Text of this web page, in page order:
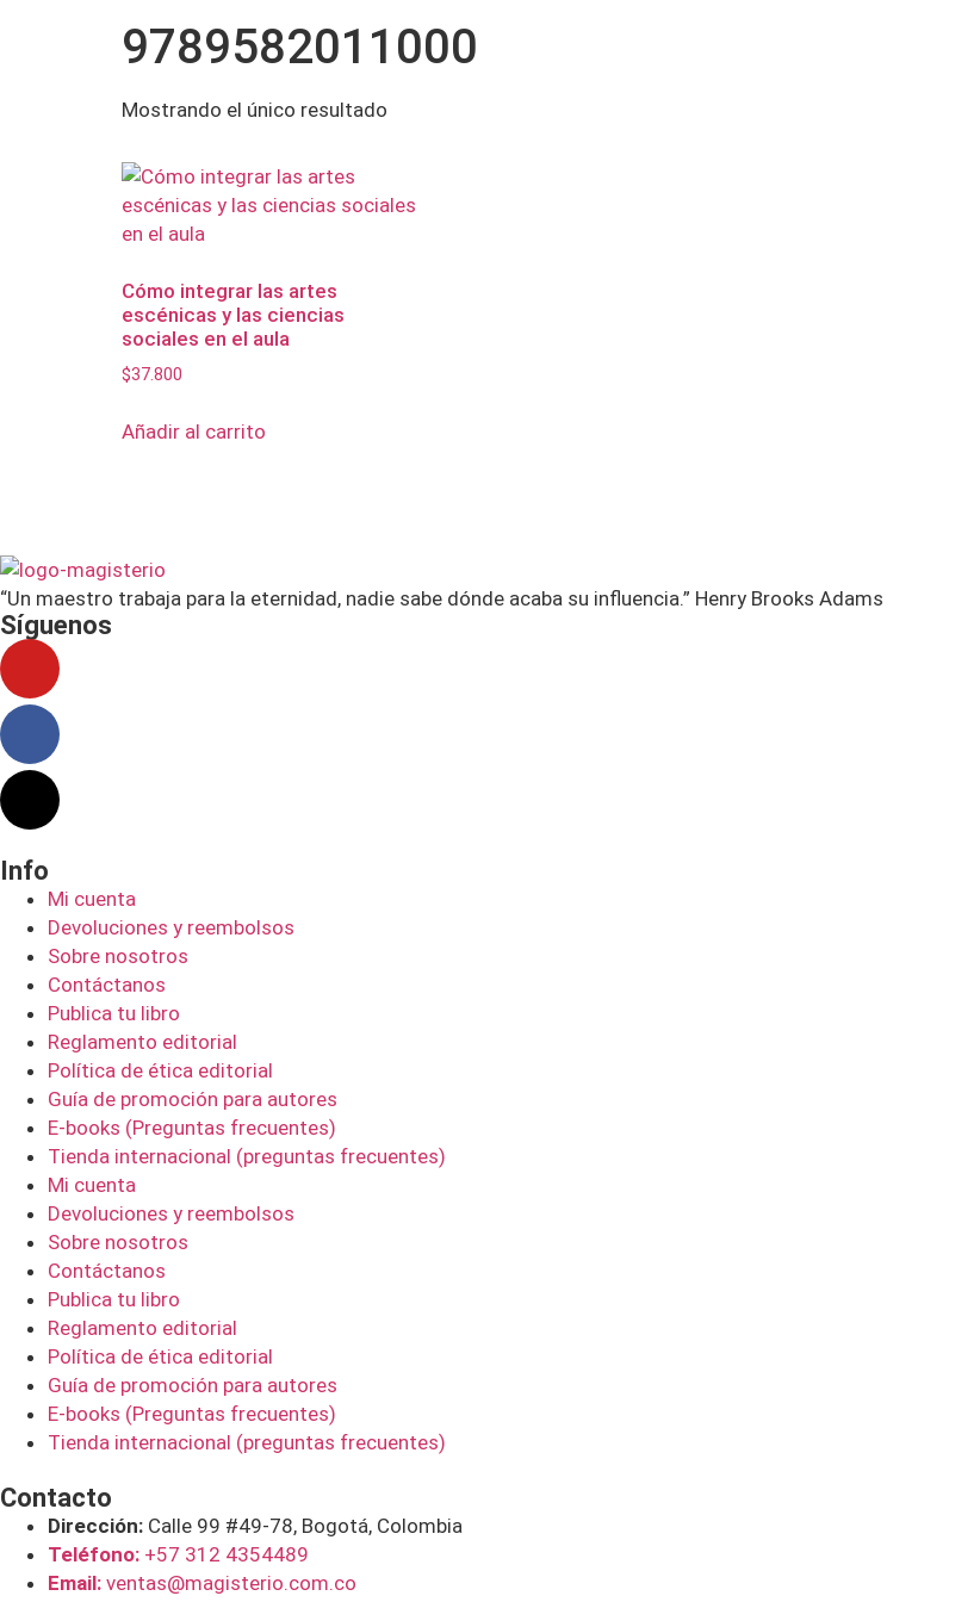
9789582011000
Mostrando el único resultado
Cómo integrar las artes
escénicas y las ciencias
sociales en el aula
$37.800
Añadir al carrito
“Un maestro trabaja para la eternidad, nadie sabe dónde acaba su influencia.” Henry Brooks Adams
Síguenos
Info
Mi cuenta
Devoluciones y reembolsos
Sobre nosotros
Contáctanos
Publica tu libro
Reglamento editorial
Política de ética editorial
Guía de promoción para autores
E-books (Preguntas frecuentes)
Tienda internacional (preguntas frecuentes)
Mi cuenta
Devoluciones y reembolsos
Sobre nosotros
Contáctanos
Publica tu libro
Reglamento editorial
Política de ética editorial
Guía de promoción para autores
E-books (Preguntas frecuentes)
Tienda internacional (preguntas frecuentes)
Contacto
Dirección: Calle 99 #49-78, Bogotá, Colombia
Teléfono: +57 312 4354489
Email: ventas@magisterio.com.co